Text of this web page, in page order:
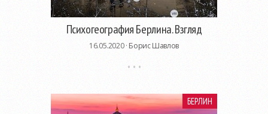
Психогеография Берлина. Взгляд
16.05.2020 ·Борис Шавлов
БЕРЛИН